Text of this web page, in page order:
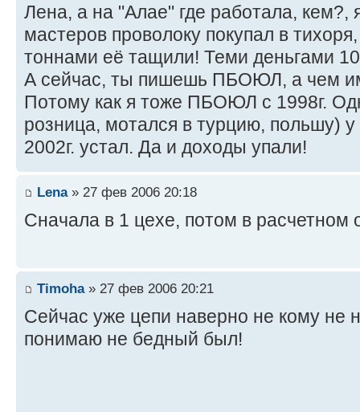
Лена, а на "Алае" где работала, кем?,
мастеров проволоку покупал в
тоннами её тащили! Теми деньгами
А сейчас, ты пишешь ПБОЮЛ, а чем
Потому как я тоже ПБОЮЛ с 1998г.
розница, мотался в турцию, польшу) у
2002г. устал. Да и доходы упали!
Lena» 27 фев 2006 20:18
Cначала в 1 цехе, потом в расчетном
Timoha» 27 фев 2006 20:21
Сейчас уже цепи наверно не кому не
понимаю не бедный был!